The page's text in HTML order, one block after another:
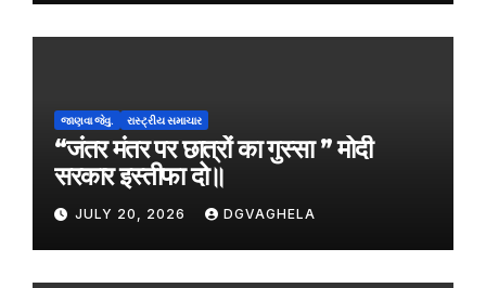
જાણવા જેવુ. રાસ્ટ્રીય સમાચાર
“जंतर मंतर पर छात्रों का गुस्सा ” मोदी
सरकार इस्तीफा दो॥
JULY 20, 2026 DGVAGHELA